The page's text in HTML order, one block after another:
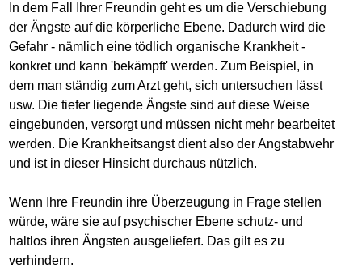
In dem Fall Ihrer Freundin geht es um die Verschiebung
der Ängste auf die körperliche Ebene. Dadurch wird die
Gefahr - nämlich eine tödlich organische Krankheit -
konkret und kann 'bekämpft' werden. Zum Beispiel, in
dem man ständig zum Arzt geht, sich untersuchen lässt
usw. Die tiefer liegende Ängste sind auf diese Weise
eingebunden, versorgt und müssen nicht mehr bearbeitet
werden. Die Krankheitsangst dient also der Angstabwehr
und ist in dieser Hinsicht durchaus nützlich.
Wenn Ihre Freundin ihre Überzeugung in Frage stellen
würde, wäre sie auf psychischer Ebene schutz- und
haltlos ihren Ängsten ausgeliefert. Das gilt es zu
verhindern.